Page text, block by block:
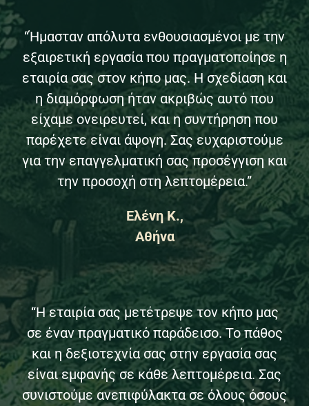
“Ήμασταν απόλυτα ενθουσιασμένοι με την
εξαιρετική εργασία που πραγματοποίησε η
εταιρία σας στον κήπο μας. Η σχεδίαση και
η διαμόρφωση ήταν ακριβώς αυτό που
είχαμε ονειρευτεί, και η συντήρηση που
παρέχετε είναι άψογη. Σας ευχαριστούμε
για την επαγγελματική σας προσέγγιση και
την προσοχή στη λεπτομέρεια.”
Ελένη Κ.,
Αθήνα
“Η εταιρία σας μετέτρεψε τον κήπο μας
σε έναν πραγματικό παράδεισο. Το πάθος
και η δεξιοτεχνία σας στην εργασία σας
είναι εμφανής σε κάθε λεπτομέρεια. Σας
συνιστούμε ανεπιφύλακτα σε όλους όσους